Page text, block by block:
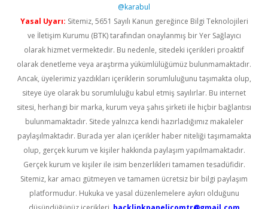
@karabul
Yasal Uyarı: Sitemiz, 5651 Sayılı Kanun gereğince Bilgi Teknolojileri
ve İletişim Kurumu (BTK) tarafından onaylanmış bir Yer Sağlayıcı
olarak hizmet vermektedir. Bu nedenle, sitedeki içerikleri proaktif
olarak denetleme veya araştırma yükümlülüğümüz bulunmamaktadır.
Ancak, üyelerimiz yazdıkları içeriklerin sorumluluğunu taşımakta olup,
siteye üye olarak bu sorumluluğu kabul etmiş sayılırlar. Bu internet
sitesi, herhangi bir marka, kurum veya şahıs şirketi ile hiçbir bağlantısı
bulunmamaktadır. Sitede yalnızca kendi hazırladığımız makaleler
paylaşılmaktadır. Burada yer alan içerikler haber niteliği taşımamakta
olup, gerçek kurum ve kişiler hakkında paylaşım yapılmamaktadır.
Gerçek kurum ve kişiler ile isim benzerlikleri tamamen tesadüfidir.
Sitemiz, kar amacı gütmeyen ve tamamen ücretsiz bir bilgi paylaşım
platformudur. Hukuka ve yasal düzenlemelere aykırı olduğunu